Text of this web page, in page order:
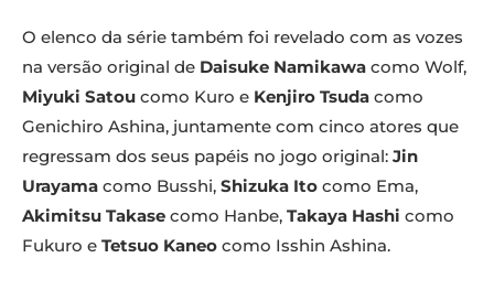
O elenco da série também foi revelado com as vozes
na versão original de Daisuke Namikawa como Wolf,
Miyuki Satou como Kuro e Kenjiro Tsuda como
Genichiro Ashina, juntamente com cinco atores que
regressam dos seus papéis no jogo original: Jin
Urayama como Busshi, Shizuka Ito como Ema,
Akimitsu Takase como Hanbe, Takaya Hashi como
Fukuro e Tetsuo Kaneo como Isshin Ashina.